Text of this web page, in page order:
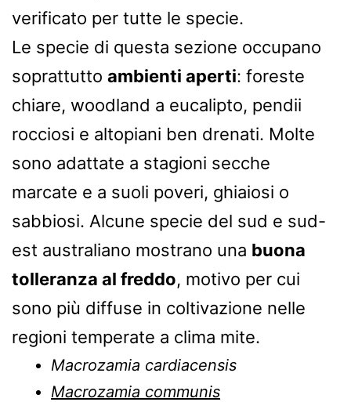
verificato per tutte le specie.
Le specie di questa sezione occupano
soprattutto ambienti aperti: foreste
chiare, woodland a eucalipto, pendii
rocciosi e altopiani ben drenati. Molte
sono adattate a stagioni secche
marcate e a suoli poveri, ghiaiosi o
sabbiosi. Alcune specie del sud e sud-
est australiano mostrano una buona
tolleranza al freddo, motivo per cui
sono più diffuse in coltivazione nelle
regioni temperate a clima mite.
Macrozamia cardiacensis
Macrozamia communis